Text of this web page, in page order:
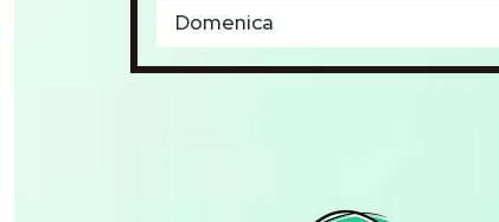
Domenica